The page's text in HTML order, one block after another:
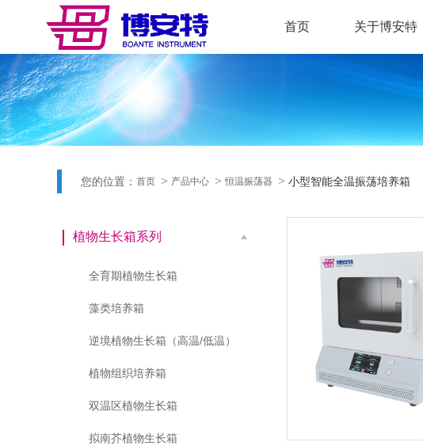
首页 关于博安特
您的位置： 首页 产品中心 恒温振荡器 小型智能全温振荡培养箱
植物生长箱系列
全育期植物生长箱
藻类培养箱
逆境植物生长箱（高温/低温）
植物组织培养箱
双温区植物生长箱
拟南芥植物生长箱